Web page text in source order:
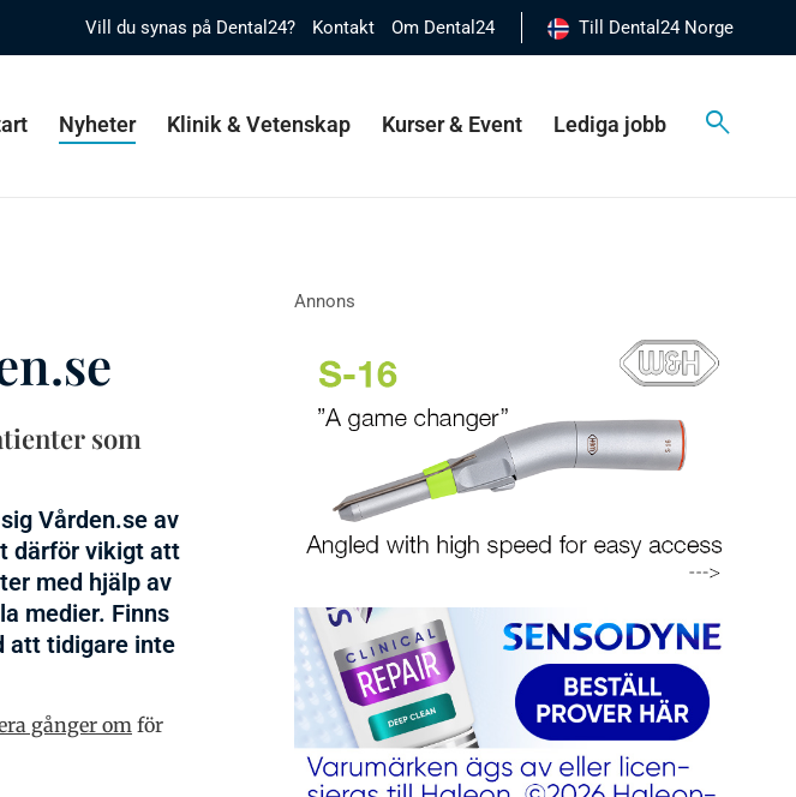
Vill du synas på Dental24? Kontakt Om Dental24 Till Dental24 Norge
Nyheter Klinik & Vetenskap Kurser & Event Lediga jobb
som
Vården.se av
därför vikigt att
med hjälp av
medier. Finns
att tidigare inte
gånger om för